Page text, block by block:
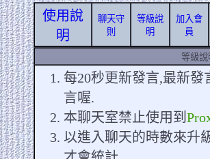
使用說
明
聊天守
則
等級說
明
加入會
員
等級
每20秒更新發言,最新發
言喔.
本聊天室禁止使用到
以進入聊天的時數來升